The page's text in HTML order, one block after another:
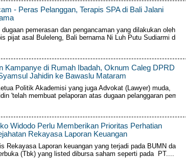
- Peras Pelanggan, Terapis SPA di Bali Jalani
pemerasan dan pengancaman yang dilakukan oleh
pijat asal Buleleng, Bali bernama Ni Luh Putu Sudiarmi di...
Kampanye di Rumah Ibadah, Oknum Caleg DPRD
Jahidin ke Bawaslu Mataram
Politik Akademisi yang juga Advokat (Lawyer) muda,
'telah membuat pelaporan atas dugaan pelanggaran pemilu
Widodo Perlu Memberikan Prioritas Perhatian
Rekayasa Laporan Keuangan
Rekayasa Laporan keuangan yang terjadi pada BUMN dan
(Tbk) yang listed dibursa saham seperti pada PT....